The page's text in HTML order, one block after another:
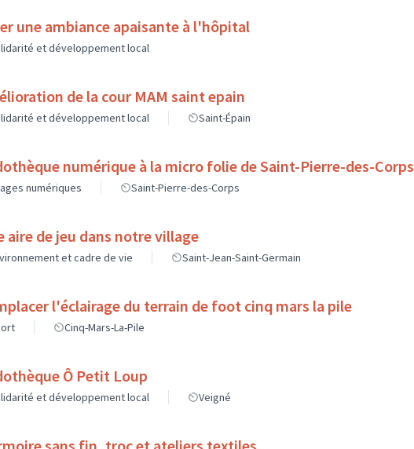
une ambiance apaisante à l'hôpital
et développement local
de la cour MAM saint epain
et développement local Saint-Épain
numérique à la micro folie de Saint-Pierre-des-Corps
numériques Saint-Pierre-des-Corps
aire de jeu dans notre village
et cadre de vie Saint-Jean-Saint-Germain
l'éclairage du terrain de foot cinq mars la pile
Cinq-Mars-La-Pile
Ô Petit Loup
et développement local Veigné